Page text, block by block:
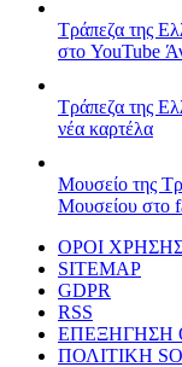
Τράπεζα της
στο YouTube
Τράπεζα της
νέα καρτέλα
Μουσείο της
Μουσείου στο
ΟΡΟΙ
SITEMAP
GDPR
RSS
ΕΠΕΞΗΓΗΣΗ
ΠΟΛΙΤΙΚΗ